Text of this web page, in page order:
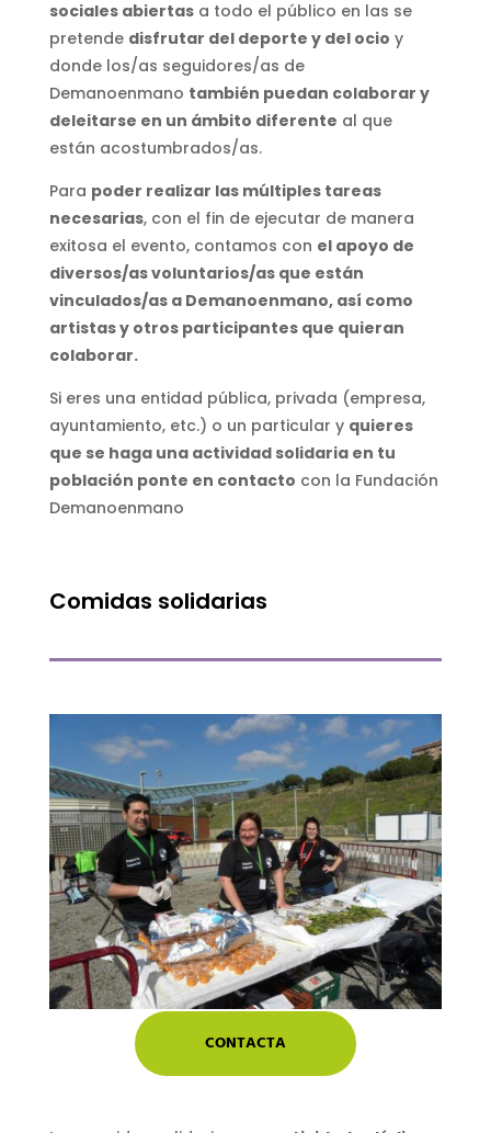
sociales abiertasa todo el público en las se
pretende disfrutar del deporte y del ocio y
donde los/as seguidores/as de
Demanoenmano también puedan colaborar y
deleitarse en un ámbito diferente al que
están acostumbrados/as.
Para poder realizar las múltiples tareas
necesarias, con el fin de ejecutar de manera
exitosa el evento, contamos con el apoyo de
diversos/as voluntarios/as que están
vinculados/as a Demanoenmano, así como
artistas y otros participantes que quieran
colaborar.
Si eres una entidad pública, privada (empresa,
ayuntamiento, etc.) o un particular y quieres
que se haga una actividad solidaria en tu
población ponte en contacto con la Fundación
Demanoenmano
Comidas solidarias
CONTACTA